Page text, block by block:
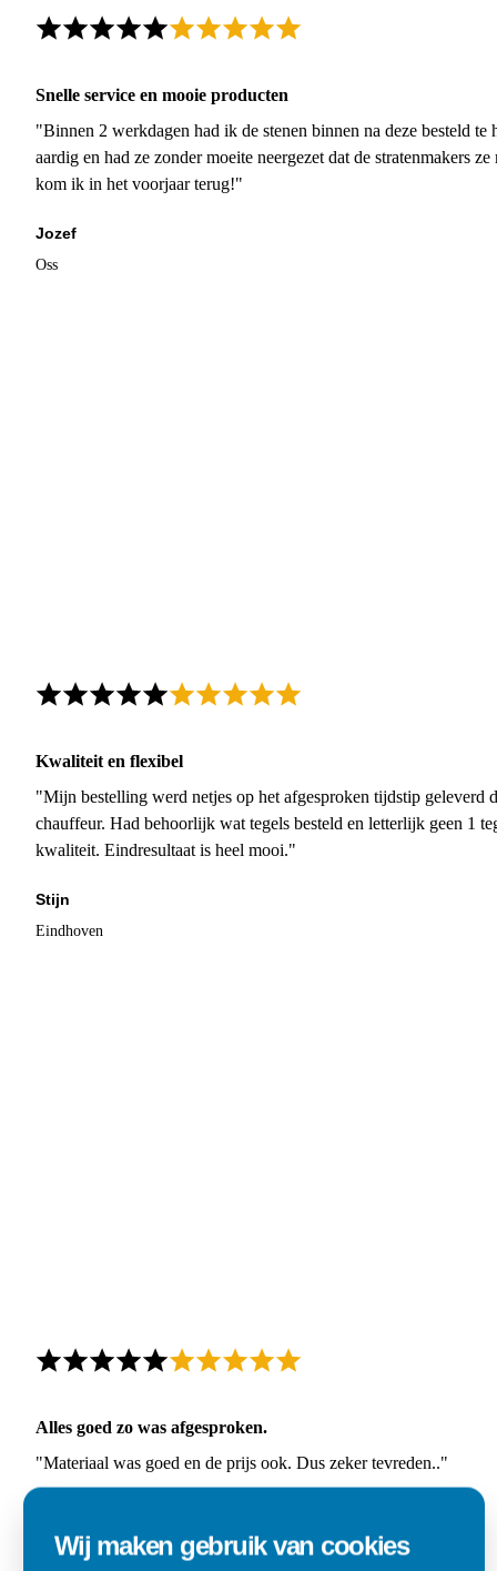
Snelle service en mooie producten
"Binnen 2 werkdagen had ik de stenen binnen na deze besteld
aardig en had ze zonder moeite neergezet dat de stratenmakers
kom ik in het voorjaar terug!"
Jozef
Oss
Kwaliteit en flexibel
"Mijn bestelling werd netjes op het afgesproken tijdstip geleverd
chauffeur. Had behoorlijk wat tegels besteld en letterlijk geen 1
kwaliteit. Eindresultaat is heel mooi."
Stijn
Eindhoven
Alles goed zo was afgesproken.
"Materiaal was goed en de prijs ook. Dus zeker tevreden.."
Den Dungen
Wij maken gebruik van cookies